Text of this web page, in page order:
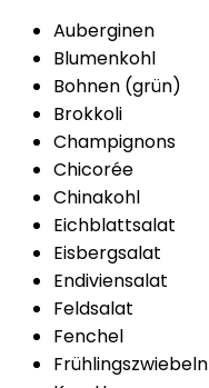
Auberginen
Blumenkohl
Bohnen (grün)
Brokkoli
Champignons
Chicorée
Chinakohl
Eichblattsalat
Eisbergsalat
Endiviensalat
Feldsalat
Fenchel
Frühlingszwiebeln